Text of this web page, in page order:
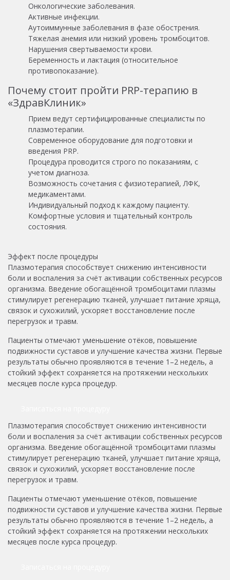
Онкологические заболевания.
Активные инфекции.
Аутоиммунные заболевания в фазе обострения.
Тяжелая анемия или низкий уровень тромбоцитов.
Нарушения свертываемости крови.
Беременность и лактация (относительное
противопоказание).
Почему стоит пройти PRP-терапию в
«ЗдравКлиник»
Прием ведут сертифицированные специалисты по
плазмотерапии.
Современное оборудование для подготовки и
введения PRP.
Процедура проводится строго по показаниям, с
учетом диагноза.
Возможность сочетания с физиотерапией, ЛФК,
медикаментами.
Индивидуальный подход к каждому пациенту.
Комфортные условия и тщательный контроль
состояния.
Эффект после процедуры
Плазмотерапия способствует снижению интенсивности
боли и воспаления за счёт активации собственных ресурсов
организма. Введение обогащённой тромбоцитами плазмы
стимулирует регенерацию тканей, улучшает питание хряща,
связок и сухожилий, ускоряет восстановление после
перегрузок и травм.
Пациенты отмечают уменьшение отёков, повышение
подвижности суставов и улучшение качества жизни. Первые
результаты обычно проявляются в течение 1–2 недель, а
стойкий эффект сохраняется на протяжении нескольких
месяцев после курса процедур.
Плазмотерапия способствует снижению интенсивности
боли и воспаления за счёт активации собственных ресурсов
организма. Введение обогащённой тромбоцитами плазмы
стимулирует регенерацию тканей, улучшает питание хряща,
связок и сухожилий, ускоряет восстановление после
перегрузок и травм.
Пациенты отмечают уменьшение отёков, повышение
подвижности суставов и улучшение качества жизни. Первые
результаты обычно проявляются в течение 1–2 недель, а
стойкий эффект сохраняется на протяжении нескольких
месяцев после курса процедур.